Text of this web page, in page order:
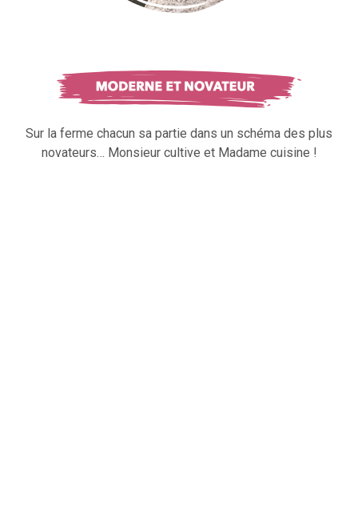
Sur la ferme chacun sa partie dans un schéma des plus
novateurs… Monsieur cultive et Madame cuisine !